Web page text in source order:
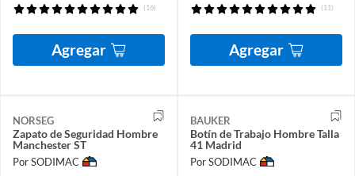
(16)
Agregar
(11)
Agregar
NORSEG
Zapato de Seguridad Hombre
Manchester ST
Por SODIMAC
BAUKER
Botín de Trabajo Hombre Talla
41 Madrid
Por SODIMAC